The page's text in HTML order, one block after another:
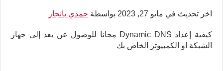
اخر تحديث في مايو 27, 2023 بواسطة حمدي بانجار
كيفية إعداد Dynamic DNS مجانا للوصول عن بعد إلى جهاز
الشبكة او الكمبيوتر الخاص بك